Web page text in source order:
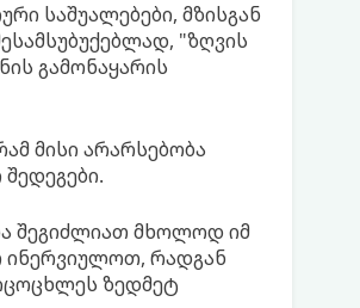
საშუალებები, მზისგან
"ზღვის
გამონაყარის
მისი არარსებობა
შეგიძლიათ მხოლოდ იმ
ინერვიულოთ, რადგან
ზედმეტ